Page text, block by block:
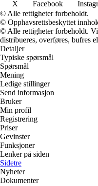
X
Facebook
© Alle rettigheter forbeholdt.
© Opphavsrettsbeskyttet
© Alle rettigheter forbeholdt. Vi
distribueres, overføres, bufres
Detaljer
Typiske spørsmål
Spørsmål
Mening
Ledige stillinger
Send informasjon
Bruker
Min profil
Registrering
Priser
Gevinster
Funksjoner
Lenker på siden
Sidetre
Nyheter
Dokumenter